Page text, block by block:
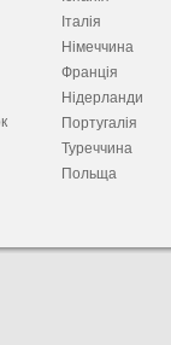
Італія
Німеччина
Франція
Нідерланди
Португалія
Туреччина
Польща